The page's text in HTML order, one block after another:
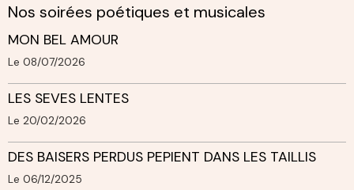
Nos soirées poétiques et musicales
MON BEL AMOUR
Le 08/07/2026
LES SEVES LENTES
Le 20/02/2026
DES BAISERS PERDUS PEPIENT DANS LES TAILLIS
Le 06/12/2025